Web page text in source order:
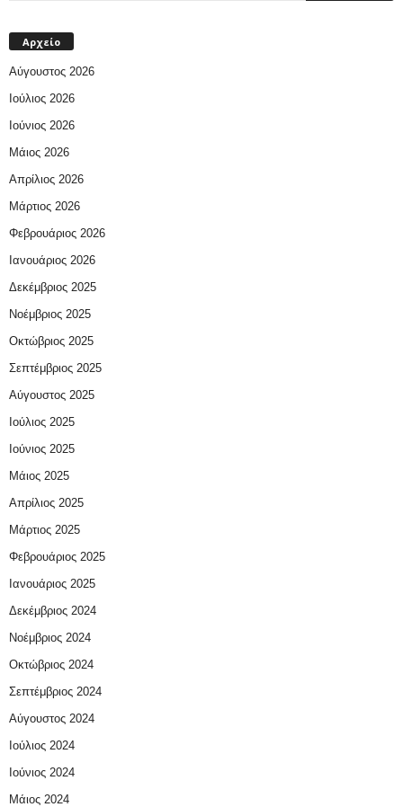
Αρχείο
Αύγουστος 2026
Ιούλιος 2026
Ιούνιος 2026
Μάιος 2026
Απρίλιος 2026
Μάρτιος 2026
Φεβρουάριος 2026
Ιανουάριος 2026
Δεκέμβριος 2025
Νοέμβριος 2025
Οκτώβριος 2025
Σεπτέμβριος 2025
Αύγουστος 2025
Ιούλιος 2025
Ιούνιος 2025
Μάιος 2025
Απρίλιος 2025
Μάρτιος 2025
Φεβρουάριος 2025
Ιανουάριος 2025
Δεκέμβριος 2024
Νοέμβριος 2024
Οκτώβριος 2024
Σεπτέμβριος 2024
Αύγουστος 2024
Ιούλιος 2024
Ιούνιος 2024
Μάιος 2024